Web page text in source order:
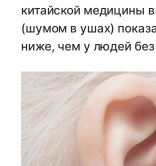
китайской медицины
(шумом в ушах)
ниже, чем у людей без